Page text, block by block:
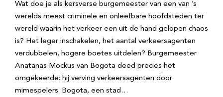
Wat doe je als kersverse burgemeester van een van ’s
werelds meest criminele en onleefbare hoofdsteden ter
wereld waarin het verkeer een uit de hand gelopen chaos
is? Het leger inschakelen, het aantal verkeersagenten
verdubbelen, hogere boetes uitdelen? Burgemeester
Anatanas Mockus van Bogota deed precies het
omgekeerde: hij verving verkeersagenten door
mimespelers. Bogota, een stad…